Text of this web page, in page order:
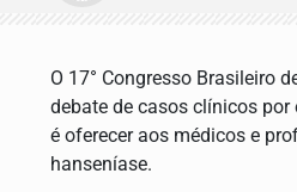
O 17° Congresso Brasileiro
debate de casos clínicos
é oferecer aos médicos e
hanseníase.